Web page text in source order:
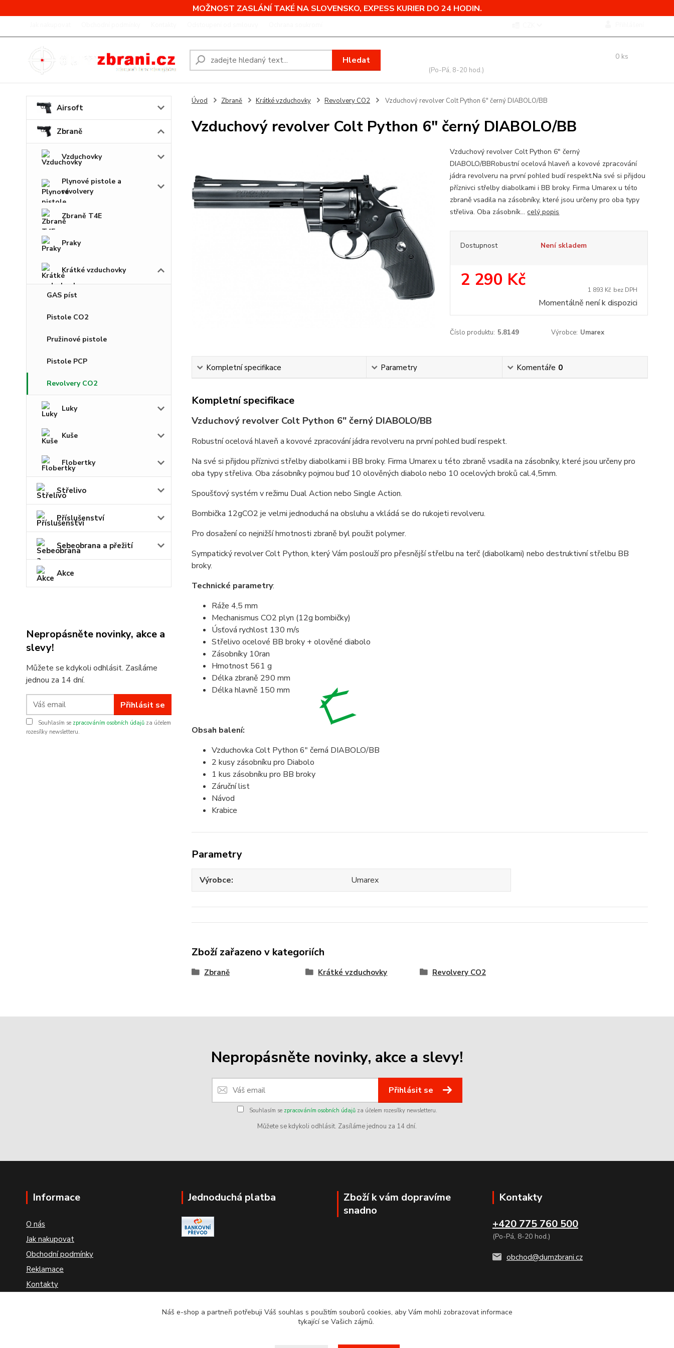
MOŽNOST ZASLÁNÍ TAKÉ NA SLOVENSKO, EXPESS KURIER DO 24 HODIN.
Hledat
(Po-Pá, 8-20 hod.)
0 ks
Airsoft
Zbraně
Vzduchovky
Plynové pistole a
revolvery
Zbraně T4E
Praky
Krátké vzduchovky
GAS píst
Pistole CO2
Pružinové pistole
Pistole PCP
Revolvery CO2
Luky
Kuše
Flobertky
Střelivo
Příslušenství
Sebeobrana a přežití
Akce
Nepropásněte novinky, akce a
slevy!
Můžete se kdykoli odhlásit. Zasíláme
jednou za 14 dní.
Přihlásit se
Souhlasím se zpracováním osobních údajů za účelem
rozesílky newsletteru.
Úvod Zbraně Krátké vzduchovky Revolvery CO2 Vzduchový revolver Colt Python 6" černý DIABOLO/BB
Vzduchový revolver Colt Python 6" černý DIABOLO/BB
Vzduchový revolver Colt Python 6" černý
DIABOLO/BBRobustní ocelová hlaveň a kovové zpracování
jádra revolveru na první pohled budí respekt.Na své si přijdou
příznivci střelby diabolkami i BB broky. Firma Umarex u této
zbraně vsadila na zásobníky, které jsou určeny pro oba typy
střeliva. Oba zásobník...celý popis
Dostupnost Není skladem
2 290 Kč 1 893 Kč bez DPH
Momentálně není k dispozici
Číslo produktu: 5.8149 Výrobce: Umarex
Kompletní specifikace Parametry Komentáře 0
Kompletní specifikace
Vzduchový revolver Colt Python 6" černý DIABOLO/BB
Robustní ocelová hlaveň a kovové zpracování jádra revolveru na první pohled budí respekt.
Na své si přijdou příznivci střelby diabolkami i BB broky. Firma Umarex u této zbraně vsadila na zásobníky, které jsou určeny pro
oba typy střeliva. Oba zásobníky pojmou buď 10 olověných diabolo nebo 10 ocelových broků cal.4,5mm.
Spoušťový systém v režimu Dual Action nebo Single Action.
Bombička 12gCO2 je velmi jednoduchá na obsluhu a vkládá se do rukojeti revolveru.
Pro dosažení co nejnižší hmotnosti zbraně byl použit polymer.
Sympatický revolver Colt Python, který Vám poslouží pro přesnější střelbu na terč (diabolkami) nebo destruktivní střelbu BB
broky.
Technické parametry:
Ráže 4,5 mm
Mechanismus CO2 plyn (12g bombičky)
Úsťová rychlost 130 m/s
Střelivo ocelové BB broky + olověné diabolo
Zásobníky 10ran
Hmotnost 561 g
Délka zbraně 290 mm
Délka hlavně 150 mm
Obsah balení:
Vzduchovka Colt Python 6" černá DIABOLO/BB
2 kusy zásobníku pro Diabolo
1 kus zásobníku pro BB broky
Záruční list
Návod
Krabice
Parametry
Výrobce Umarex
Zboží zařazeno v kategoriích
Zbraně Krátké vzduchovky Revolvery CO2
Nepropásněte novinky, akce a slevy!
Přihlásit se
Souhlasím se zpracováním osobních údajůza účelem rozesílky newsletteru.
Můžete se kdykoli odhlásit. Zasíláme jednou za 14 dní.
Informace
O nás
Jak nakupovat
Obchodní podmínky
Reklamace
Kontakty
Jednoduchá platba
Zboží k vám dopravíme
snadno
Kontakty
+420 775 760 500
(Po-Pá, 8-20 hod.)
obchod@dumzbrani.cz
Náš e-shop a partneři potřebuji Váš souhlas s použitím souborů cookies, aby Vám mohli zobrazovat informace
tykající se Vašich zájmů.